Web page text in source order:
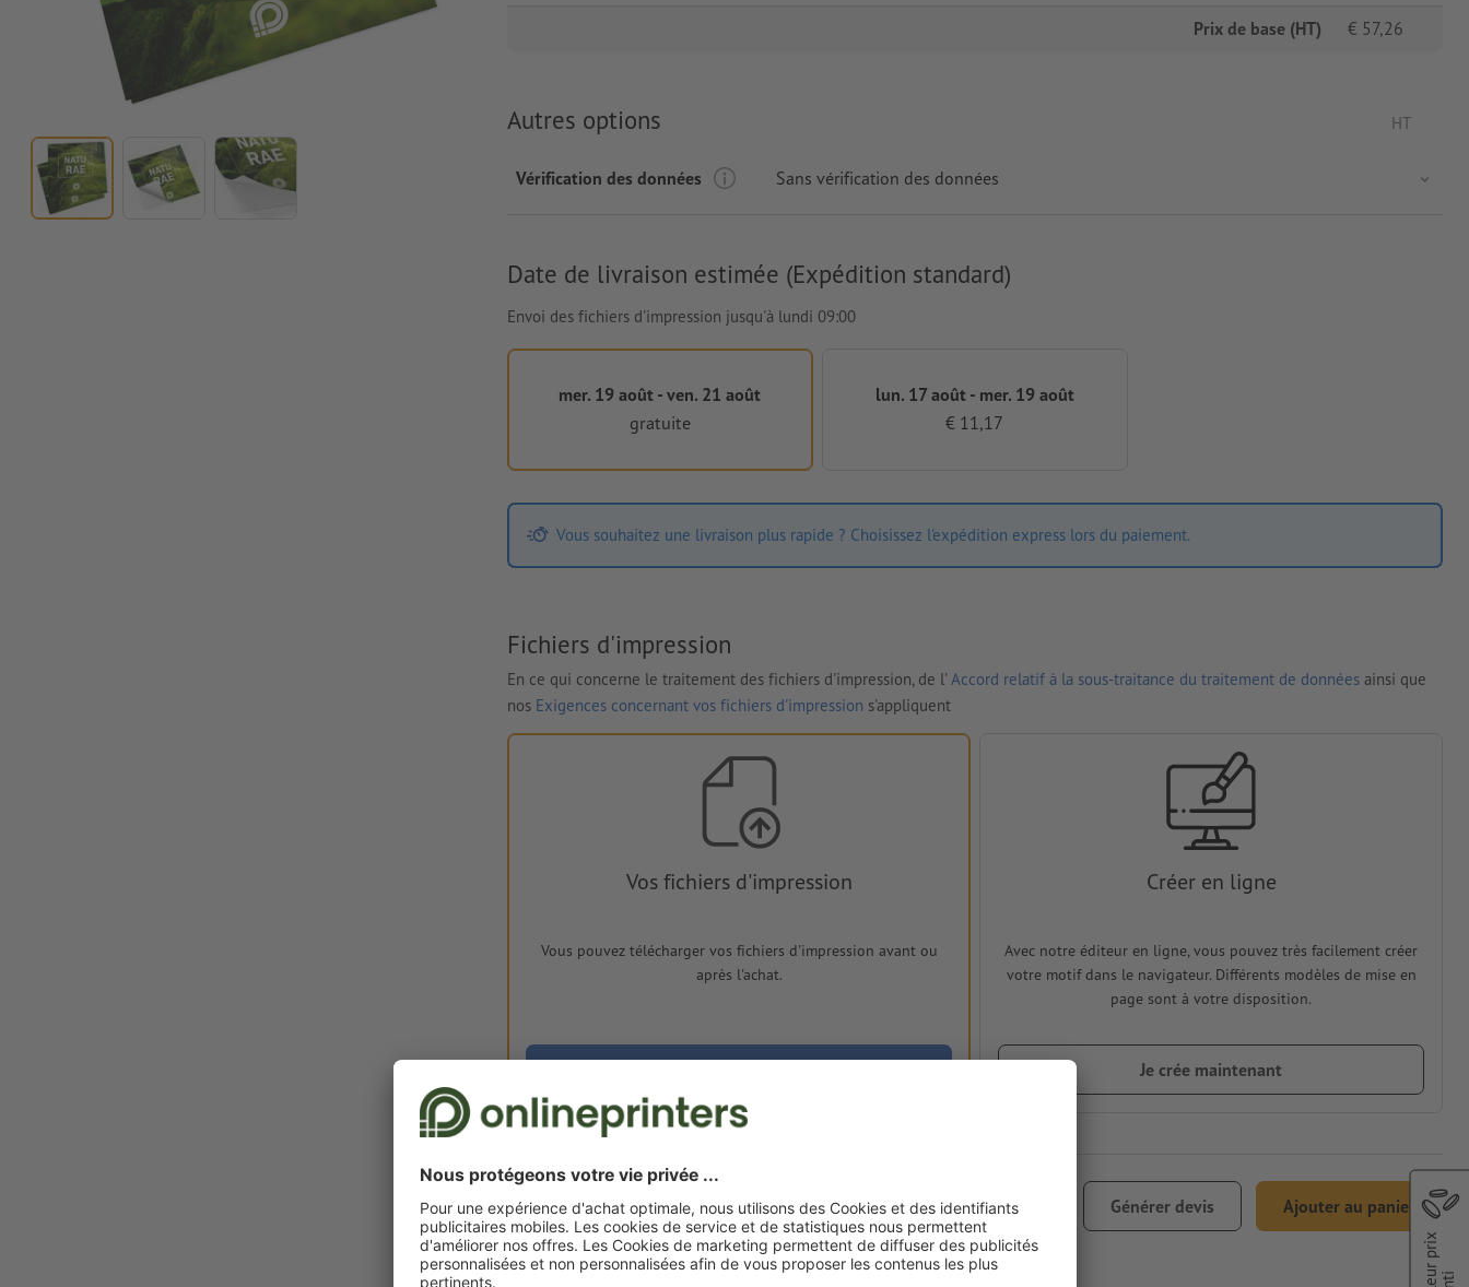
Prix de base (HT) € 57,26
Autres options HT
Vérification des données Sans vérification des données
Date de livraison estimée (Expédition standard)
Envoi des fichiers d'impression jusqu'à lundi 09:00
mer. 19 août - ven. 21 août
gratuite
lun. 17 août - mer. 19 août
€ 11,17
Vous souhaitez une livraison plus rapide ? Choisissez l'expédition express lors du paiement.
Fichiers d'impression
En ce qui concerne le traitement des fichiers d'impression, de l'Accord relatif à la sous-traitance du traitement de données ainsi que
nos Exigences concernant vos fichiers d'impression s'appliquent
Vos fichiers d'impression
Vous pouvez télécharger vos fichiers d'impression avant ou
après l'achat.
Créer en ligne
Avec notre éditeur en ligne, vous pouvez très facilement créer
votre motif dans le navigateur. Différents modèles de mise en
page sont à votre disposition.
Je crée maintenant
HT
€ 57,26
21% TVA incl.
€ 69,28 Générer devis Ajouter au panier
mer. 19 août - ven. 21 août
Poids: env. 232 g